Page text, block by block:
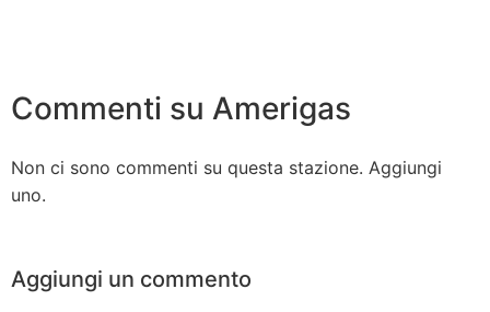
Commenti su Amerigas
Non ci sono commenti su questa stazione. Aggiungi
uno.
Aggiungi un commento